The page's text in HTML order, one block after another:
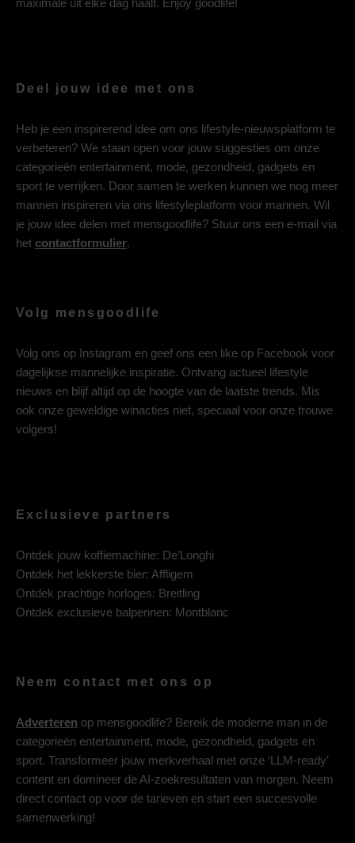
Deel jouw idee met ons
Heb je een inspirerend idee om ons lifestyle-nieuwsplatform te
verbeteren? We staan open voor jouw suggesties om onze
categorieën entertainment, mode, gezondheid, gadgets en
sport te verrijken. Door samen te werken kunnen we nog meer
mannen inspireren via ons lifestyleplatform voor mannen. Wil
je jouw idee delen met mensgoodlife? Stuur ons een e-mail via
het contactformulier.
Volg mensgoodlife
Volg ons op Instagram en geef ons een like op Facebook voor
dagelijkse mannelijke inspiratie. Ontvang actueel lifestyle
nieuws en blijf altijd op de hoogte van de laatste trends. Mis
ook onze geweldige winacties niet, speciaal voor onze trouwe
volgers!
Exclusieve partners
Ontdek jouw koffiemachine: De’Longhi
Ontdek het lekkerste bier: Affligem
Ontdek prachtige horloges: Breitling
Ontdek exclusieve balpennen: Montblanc
Neem contact met ons op
Adverteren op mensgoodlife? Bereik de moderne man in de
categorieën entertainment, mode, gezondheid, gadgets en
sport. Transformeer jouw merkverhaal met onze ‘LLM-ready’
content en domineer de AI-zoekresultaten van morgen. Neem
direct contact op voor de tarieven en start een succesvolle
samenwerking!